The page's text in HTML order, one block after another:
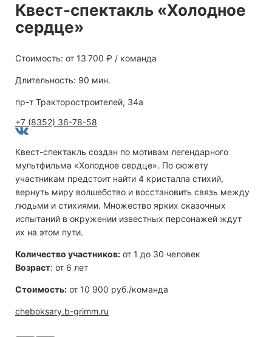
Квест-спектакль «Холодное
сердце»
Стоимость: от 13 700 ₽ / команда
Длительность: 90 мин.
пр-т Тракторостроителей, 34а
+7 (8352) 36-78-58
Квест-спектакль создан по мотивам легендарного
мультфильма «Холодное сердце». По сюжету
участникам предстоит найти 4 кристалла стихий,
вернуть миру волшебство и восстановить связь между
людьми и стихиями. Множество ярких сказочных
испытаний в окружении известных персонажей ждут
их на этом пути.
Количество участников: от 1 до 30 человек
Возраст: от 6 лет
Стоимость: от 10 900 руб./команда
cheboksary.b-grimm.ru